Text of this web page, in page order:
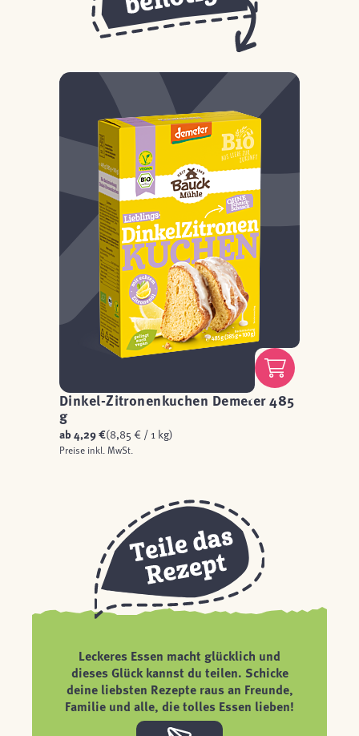
Dinkel-Zitronenkuchen Demeter 485
g
ab4,29 €(8,85 € / 1 kg)
Preise inkl. MwSt.
Leckeres Essen macht glücklich und
dieses Glück kannst du teilen. Schicke
deine liebsten Rezepte raus an Freunde,
Familie und alle, die tolles Essen lieben!